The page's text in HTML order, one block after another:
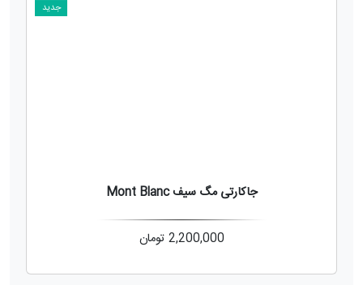
جدید
جاکارتی مگ سیف Mont Blanc
2,200,000 تومان